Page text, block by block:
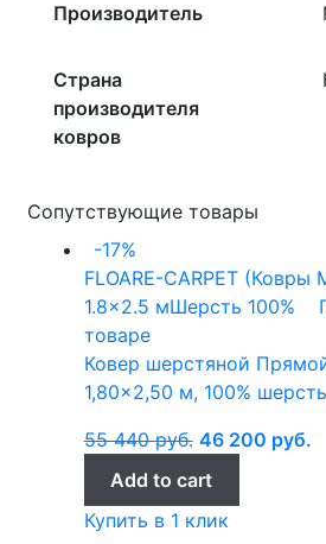
Производитель
Страна
производителя
ковров
Сопутствующие товары
-17%
FLOARE-CARPET (Ковры
1.8x2.5 мШерсть 100%
товаре
Ковер шерстяной Прямой
1,80×2,50 м, 100% шерсть
55 440руб. 46 200 руб.
Add to cart
Купить в 1 клик